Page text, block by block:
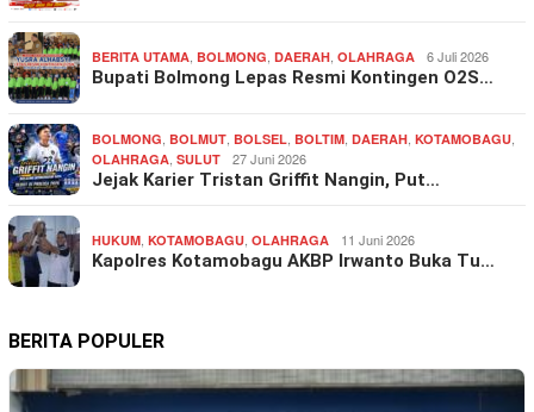
BERITA UTAMA BOLMONG DAERAH OLAHRAGA 6 Juli 2026
Bupati Bolmong Lepas Resmi Kontingen O2S…
BOLMONG BOLMUT BOLSEL BOLTIM DAERAH KOTAMOBAGU
OLAHRAGA SULUT 27 Juni 2026
Jejak Karier Tristan Griffit Nangin, Put…
HUKUM KOTAMOBAGU OLAHRAGA 11 Juni 2026
Kapolres Kotamobagu AKBP Irwanto Buka Tu…
BERITA POPULER